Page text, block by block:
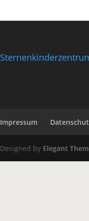
Impressum
Designed by Elegant